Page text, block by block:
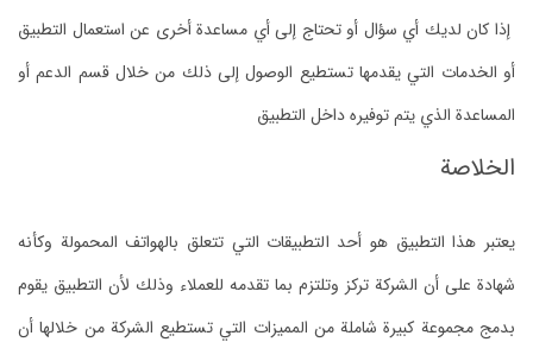
إذا كان لديك أي سؤال أو تحتاج إلى أي مساعدة أخرى عن استعمال التطبيق
أو الخدمات التي يقدمها تستطيع الوصول إلى ذلك من خلال قسم الدعم أو
المساعدة الذي يتم توفيره داخل التطبيق
الخلاصة
يعتبر هذا التطبيق هو أحد التطبيقات التي تتعلق بالهواتف المحمولة وكأنه
شهادة على أن الشركة تركز وتلتزم بما تقدمه للعملاء وذلك لأن التطبيق يقوم
بدمج مجموعة كبيرة شاملة من المميزات التي تستطيع الشركة من خلالها أن